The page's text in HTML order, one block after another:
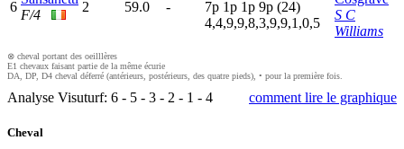
6
F/4
2 59.0 - 7p 1p 1p 9p (24)
4,4,9,9,8,3,9,9,1,0,5
S C
Williams
⊗ cheval portant des oeilllères
E1 chevaux faisant partie de la même écurie
DA, DP, D4 cheval déferré (antérieurs, postérieurs, des quatre pieds), • pour la première fois.
Analyse Visuturf: 6 - 5 - 3 - 2 - 1 - 4 comment lire le graphique
Cheval